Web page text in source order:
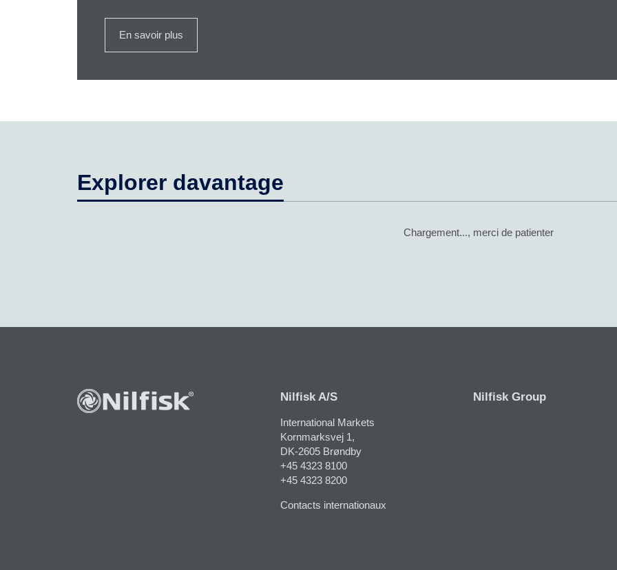
En savoir plus
Explorer davantage
Chargement..., merci de patienter
Nilfisk A/S
International Markets
Kornmarksvej 1​,
DK-2605 Brøndby
+45 4323 8100
+45 4323 8200
Contacts internationaux
Nilfisk Group